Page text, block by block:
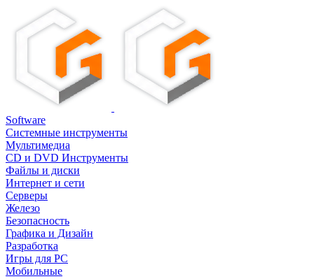
Software
Системные инструменты
Мультимедиа
CD и DVD Инструменты
Файлы и диски
Интернет и сети
Серверы
Железо
Безопасность
Графика и Дизайн
Разработка
Игры для PC
Мобильные